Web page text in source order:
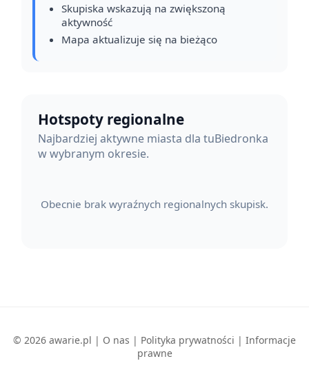
Skupiska wskazują na zwiększoną
aktywność
Mapa aktualizuje się na bieżąco
Hotspoty regionalne
Najbardziej aktywne miasta dla tuBiedronka
w wybranym okresie.
Obecnie brak wyraźnych regionalnych skupisk.
© 2026 awarie.pl | O nas | Polityka prywatności | Informacje
prawne